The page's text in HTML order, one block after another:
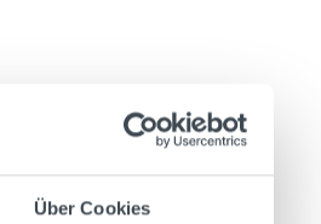
Über Cookies